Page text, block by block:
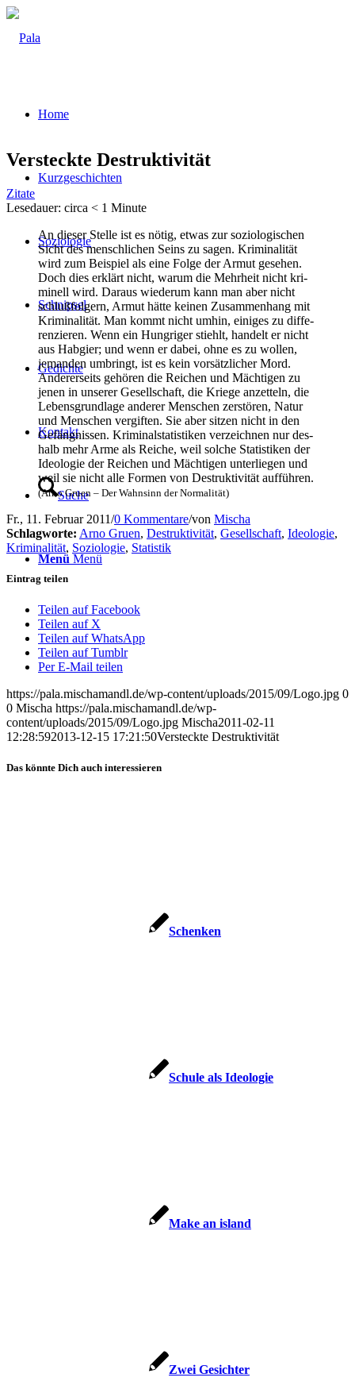
Home
Kurz­ge­schich­ten
Sozio­lo­gie
Schnip­sel
Gedich­te
Kon­takt
Suche
Menü Menü
Ver­steck­te Destruktivität
Zitate
Lese­dau­er: cir­ca < 1 Minu­te
An die­ser Stel­le ist es nötig, etwas zur sozio­lo­gi­schen
Sicht des mensch­li­chen Seins zu sagen. Kri­mi­na­li­tät
wird zum Bei­spiel als eine Fol­ge der Armut gese­hen.
Doch dies erklärt nicht, war­um die Mehr­heit nicht kri­
mi­nell wird. Dar­aus wie­der­um kann man aber nicht
schluß­fol­gern, Armut hät­te kei­nen Zusam­men­hang mit
Kri­mi­na­li­tät. Man kommt nicht umhin, eini­ges zu dif­fe­
ren­zie­ren. Wenn ein Hung­ri­ger stiehlt, han­delt er nicht
aus Hab­gier; und wenn er dabei, ohne es zu wol­len,
jeman­den umbringt, ist es kein vor­sätz­li­cher Mord.
Ande­rer­seits gehö­ren die Rei­chen und Mäch­ti­gen zu
jenen in unse­rer Gesell­schaft, die Krie­ge anzet­teln, die
Lebens­grund­la­ge ande­rer Men­schen zer­stö­ren, Natur
und Men­schen ver­gif­ten. Sie aber sit­zen nicht in den
Gefäng­nis­sen. Kri­mi­nal­sta­tis­ti­ken ver­zeich­nen nur des­
halb mehr Arme als Rei­che, weil sol­che Sta­tis­ti­ken der
Ideo­lo­gie der Rei­chen und Mäch­ti­gen unter­lie­gen und
weil sie nicht alle For­men von Destruk­ti­vi­tät aufführen.
(Arno Gruen – Der Wahn­sinn der Normalität)
Fr., 11. Februar 2011/0 Kommentare/von Mischa
Schlagworte: Arno Gruen, Destruktivität, Gesellschaft, Ideologie,
Kriminalität, Soziologie, Statistik
Eintrag teilen
Teilen auf Facebook
Teilen auf X
Teilen auf WhatsApp
Teilen auf Tumblr
Per E-Mail teilen
https://pala.mischamandl.de/wp-content/uploads/2015/09/Logo.jpg 0
0 Mischa https://pala.mischamandl.de/wp-
content/uploads/2015/09/Logo.jpg Mischa2011-02-11
12:28:592013-12-15 17:21:50Ver­steck­te Destruktivität
Das könnte Dich auch interessieren
Schen­ken
Schu­le als Ideologie
Make an island
Zwei Gesich­ter